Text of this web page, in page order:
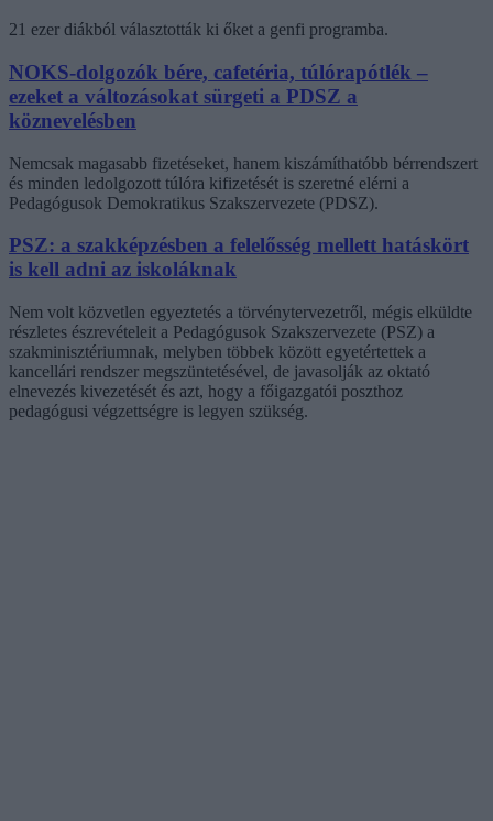
21 ezer diákból választották ki őket a genfi programba.
NOKS-dolgozók bére, cafetéria, túlórapótlék –
ezeket a változásokat sürgeti a PDSZ a
köznevelésben
Nemcsak magasabb fizetéseket, hanem kiszámíthatóbb bérrendszert
és minden ledolgozott túlóra kifizetését is szeretné elérni a
Pedagógusok Demokratikus Szakszervezete (PDSZ).
PSZ: a szakképzésben a felelősség mellett hatáskört
is kell adni az iskoláknak
Nem volt közvetlen egyeztetés a törvénytervezetről, mégis elküldte
részletes észrevételeit a Pedagógusok Szakszervezete (PSZ) a
szakminisztériumnak, melyben többek között egyetértettek a
kancellári rendszer megszüntetésével, de javasolják az oktató
elnevezés kivezetését és azt, hogy a főigazgatói poszthoz
pedagógusi végzettségre is legyen szükség.